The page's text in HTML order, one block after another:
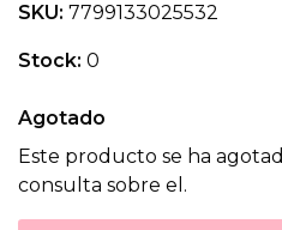
SKU: 7799133025532
Stock: 0
Agotado
Este producto se ha
consulta sobre el.